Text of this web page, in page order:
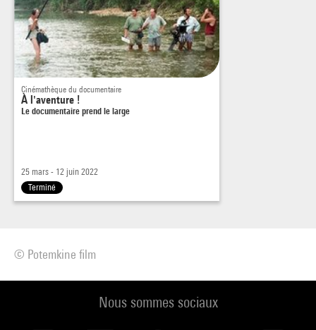
Cinémathèque du documentaire
À l'aventure !
Le documentaire prend le large
25 mars - 12 juin 2022
Terminé
© Potemkine film
Nous sommes sociaux